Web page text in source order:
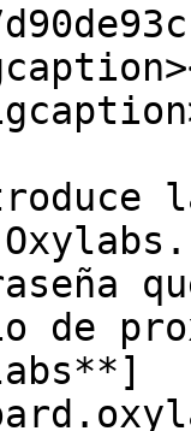
de